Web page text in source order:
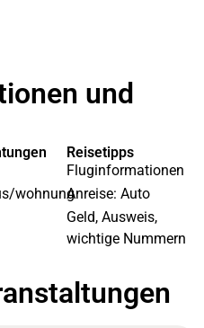
und
wohnung
Reisetipps
Fluginformationen
Anreise: Auto
Geld, Ausweis,
wichtige Nummern